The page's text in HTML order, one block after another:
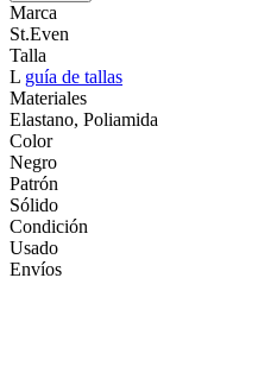
Marca
St.Even
Talla
L guía de tallas
Materiales
Elastano, Poliamida
Color
Negro
Patrón
Sólido
Condición
Usado
Envíos